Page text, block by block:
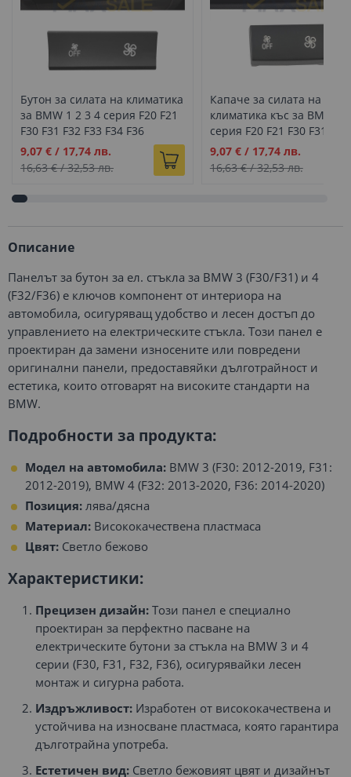
Бутон за силата на климатика
за BMW 1 2 3 4 серия F20 F21
F30 F31 F32 F33 F34 F36
Промо
цена
9,07 € / 17,74 лв.
16,63 €/32,53 лв.
Капаче за силата на
климатика къс за BMW 1
серия F20 F21 F30 F31 F32
F34 F36
Промо
цена
9,07 €/ 17,74 лв.
16,63 €/32,53 лв.
Описание
Панелът за бутон за ел. стъкла за BMW 3 (F30/F31) и 4
(F32/F36) е ключов компонент от интериора на
автомобила, осигуряващ удобство и лесен достъп до
управлението на електрическите стъкла. Този панел е
проектиран да замени износените или повредени
оригинални панели, предоставяйки дълготрайност и
естетика, които отговарят на високите стандарти на
BMW.
Подробности за продукта:
Модел на автомобила: BMW 3 (F30: 2012-2019, F31:
2012-2019), BMW 4 (F32: 2013-2020, F36: 2014-2020)
Позиция: лява/дясна
Материал: Висококачествена пластмаса
Цвят: Светло бежово
Характеристики:
Прецизен дизайн: Този панел е специално
проектиран за перфектно пасване на
електрическите бутони за стъкла на BMW 3 и 4
серии (F30, F31, F32, F36), осигурявайки лесен
монтаж и сигурна работа.
Издръжливост: Изработен от висококачествена и
устойчива на износване пластмаса, която гарантира
дълготрайна употреба.
Естетичен вид: Светло бежовият цвят и дизайнът